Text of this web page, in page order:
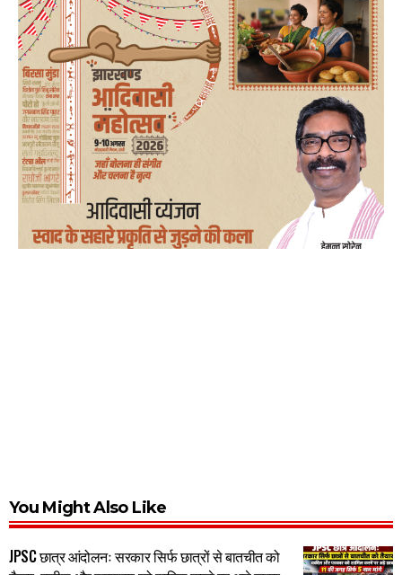
You Might Also Like
JPSC छात्र आंदोलनः सरकार सिर्फ छात्रों से बातचीत को